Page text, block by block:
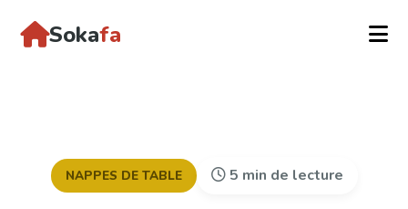
Sokafa
NAPPES DE TABLE 5 min de lecture